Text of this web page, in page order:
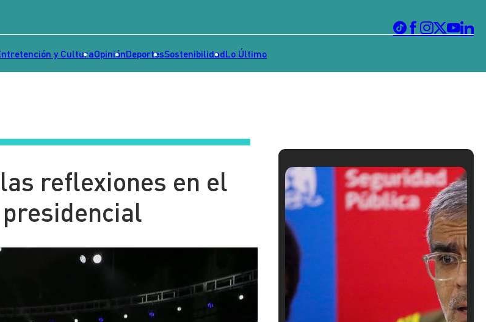
y CulturaOpiniónDeportesSostenibilidadLo Último
reflexiones en el